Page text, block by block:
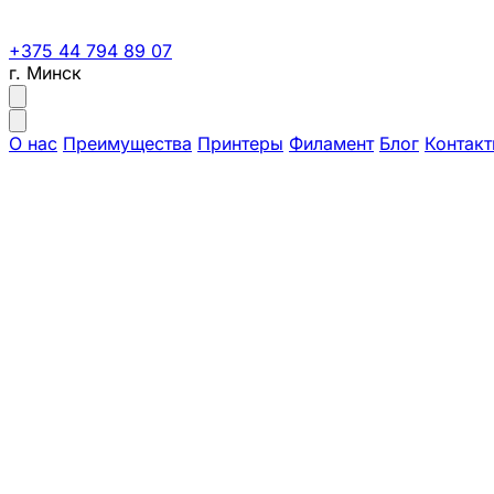
+375 44 794 89 07
г. Минск
О нас Преимущества Принтеры Филамент Блог